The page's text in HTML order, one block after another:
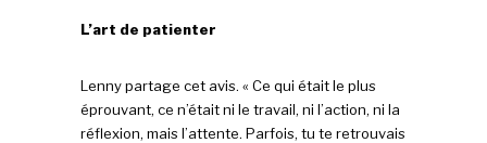
L’art de patienter
Lenny partage cet avis. « Ce qui était le plus
éprouvant, ce n’était ni le travail, ni l’action, ni la
réflexion, mais l’attente. Parfois, tu te retrouvais